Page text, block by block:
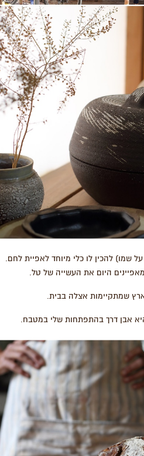
(הכלי נקרא על שמו) להכין לו כלי מיוחד לאפיית לחם.
היום את העשייה של טל.
שמתקיימות אצלה בבית.
אבן דרך בהתפתחות שלי במטבח.